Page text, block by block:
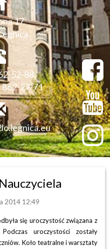
17
52-88
27-71
2014 12:49
się uroczystość związana z
uroczystości zostały
Koło teatralne i warsztaty